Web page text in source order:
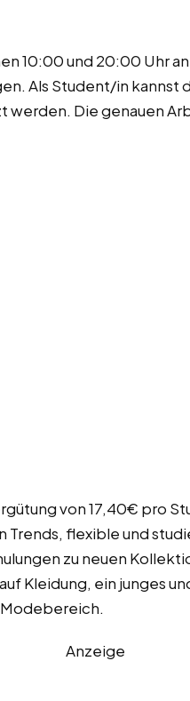
10:00 und 20:00 Uhr
Als Student/in kannst
werden. Die genauen
von 17,40€ pro
Trends, flexible und
zu neuen
Kleidung, ein junges
Anzeige